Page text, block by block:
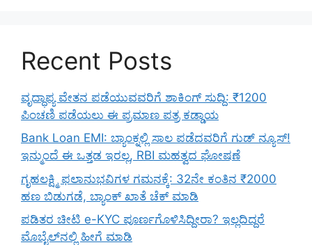
Recent Posts
ವೃದ್ಧಾಪ್ಯ ವೇತನ ಪಡೆಯುವವರಿಗೆ ಶಾಕಿಂಗ್ ಸುದ್ದಿ: ₹1200
ಪಿಂಚಣಿ ಪಡೆಯಲು ಈ ಪ್ರಮಾಣ ಪತ್ರ ಕಡ್ಡಾಯ
Bank Loan EMI: ಬ್ಯಾಂಕ್ನಲ್ಲಿ ಸಾಲ ಪಡೆದವರಿಗೆ ಗುಡ್ ನ್ಯೂಸ್!
ಇನ್ಮುಂದೆ ಈ ಒತ್ತಡ ಇರಲ್ಲ, RBI ಮಹತ್ವದ ಘೋಷಣೆ
ಗೃಹಲಕ್ಷ್ಮಿ ಫಲಾನುಭವಿಗಳ ಗಮನಕ್ಕೆ: 32ನೇ ಕಂತಿನ ₹2000
ಹಣ ಬಿಡುಗಡೆ, ಬ್ಯಾಂಕ್ ಖಾತೆ ಚೆಕ್ ಮಾಡಿ
ಪಡಿತರ ಚೀಟಿ e-KYC ಪೂರ್ಣಗೊಳಿಸಿದ್ದೀರಾ? ಇಲ್ಲದಿದ್ದರೆ
ಮೊಬೈಲ್‌ನಲ್ಲಿ ಹೀಗೆ ಮಾಡಿ